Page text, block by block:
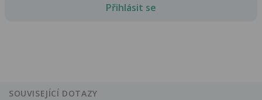
Přihlásit se
SOUVISEJÍCÍ DOTAZY